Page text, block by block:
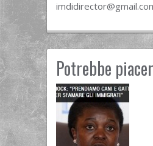
Potrebbe